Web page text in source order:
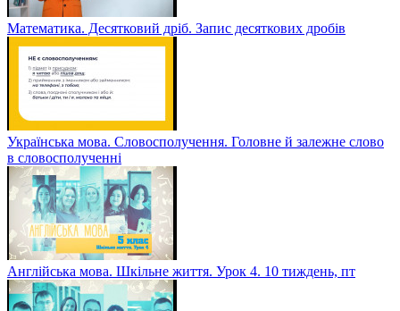
Математика. Десятковий дріб. Запис десяткових дробів
Українська мова. Словосполучення. Головне й залежне слово
в словосполученні
Англійська мова. Шкільне життя. Урок 4. 10 тиждень, пт